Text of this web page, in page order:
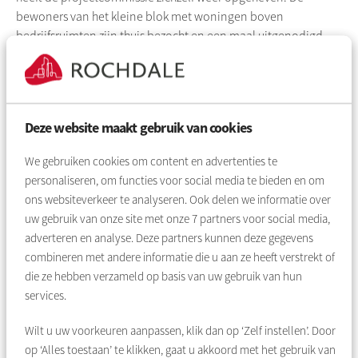
Deze website maakt gebruik van cookies
We gebruiken cookies om content en advertenties te
personaliseren, om functies voor social media te bieden en om
ons websiteverkeer te analyseren. Ook delen we informatie over
uw gebruik van onze site met onze7 partners voor social media,
adverteren en analyse. Deze partners kunnen deze gegevens
combineren met andere informatie die u aan ze heeft verstrekt of
die ze hebben verzameld op basis van uw gebruik van hun
services.
Wilt u uw voorkeuren aanpassen, klik dan op ‘Zelf instellen’. Door
op ‘Alles toestaan’ te klikken, gaat u akkoord met het gebruik van
bewoners van het kleine blok met woningen boven
bedrijfsruimten zijn thuis bezocht en een maal uitgenodigd
voor een gezamenlijke informatieavond. In de maanden
augustus en september krijgen de bewoners thuis een bezoek
Hierna worden zij gevraagd of zij akkoord gaan met de
Planning
Het was de bedoeling dat er begin 2024 zou worden gestart
met de werkzaamheden. Vanwege onvoorziene
omstandigheden is de planning een half jaar verschoven. We
verwachten nu in het najaar van 2024 te beginnen met de
werkzaamheden.